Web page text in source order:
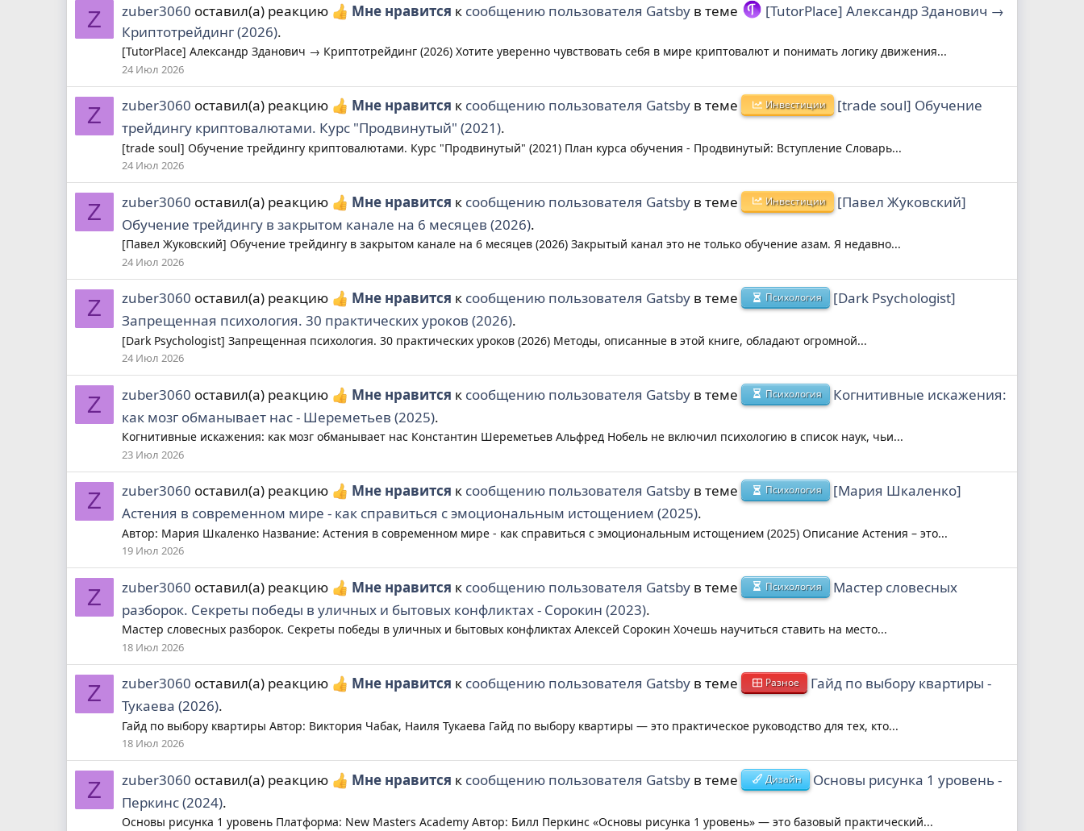
Z zuber3060 оставил(а) реакцию Мне нравится к сообщению пользователя Gatsby в теме
[TutorPlace] Александр Зданович →
Криптотрейдинг (2026).
[TutorPlace] Александр Зданович → Криптотрейдинг (2026) Хотите уверенно чувствовать себя в мире криптовалют и понимать логику движения...
24 Июл 2026
Z zuber3060 оставил(а) реакцию Мне нравится к сообщению пользователя Gatsby в теме Инвестиции
[trade soul] Обучение
трейдингу криптовалютами. Курс "Продвинутый" (2021).
[trade soul] Обучение трейдингу криптовалютами. Курс "Продвинутый" (2021) План курса обучения - Продвинутый: Вступление Словарь...
24 Июл 2026
Z zuber3060 оставил(а) реакцию Мне нравится к сообщению пользователя Gatsby в теме Инвестиции
[Павел Жуковский]
Обучение трейдингу в закрытом канале на 6 месяцев (2026).
[Павел Жуковский] Обучение трейдингу в закрытом канале на 6 месяцев (2026) Закрытый канал это не только обучение азам. Я недавно...
24 Июл 2026
Z zuber3060 оставил(а) реакцию Мне нравится к сообщению пользователя Gatsby в теме Психология
[Dark Psychologist]
Запрещенная психология. 30 практических уроков (2026).
[Dark Psychologist] Запрещенная психология. 30 практических уроков (2026) Методы, описанные в этой книге, обладают огромной...
24 Июл 2026
Z zuber3060 оставил(а) реакцию Мне нравится к сообщению пользователя Gatsby в теме Психология
Когнитивные искажения:
как мозг обманывает нас - Шереметьев (2025).
Когнитивные искажения: как мозг обманывает нас Константин Шереметьев Альфред Нобель не включил психологию в список наук, чьи...
23 Июл 2026
Z zuber3060 оставил(а) реакцию Мне нравится к сообщению пользователя Gatsby в теме Психология
[Мария Шкаленко]
Астения в современном мире - как справиться с эмоциональным истощением (2025).
Автор: Мария Шкаленко Название: Астения в современном мире - как справиться с эмоциональным истощением (2025) Описание Астения – это...
19 Июл 2026
Z zuber3060 оставил(а) реакцию Мне нравится к сообщению пользователя Gatsby в теме Психология
Мастер словесных
разборок. Секреты победы в уличных и бытовых конфликтах - Сорокин (2023).
Мастер словесных разборок. Секреты победы в уличных и бытовых конфликтах Алексей Сорокин Хочешь научиться ставить на место...
18 Июл 2026
Z zuber3060 оставил(а) реакцию Мне нравится к сообщению пользователя Gatsby в теме Разное
Гайд по выбору квартиры -
Тукаева (2026).
Гайд по выбору квартиры Автор: Виктория Чабак, Наиля Тукаева Гайд по выбору квартиры — это практическое руководство для тех, кто...
18 Июл 2026
Z zuber3060 оставил(а) реакцию Мне нравится к сообщению пользователя Gatsby в теме Дизайн
Основы рисунка 1 уровень -
Перкинс (2024).
Основы рисунка 1 уровень Платформа: New Masters Academy Автор: Билл Перкинс «Основы рисунка 1 уровень» — это базовый практический...